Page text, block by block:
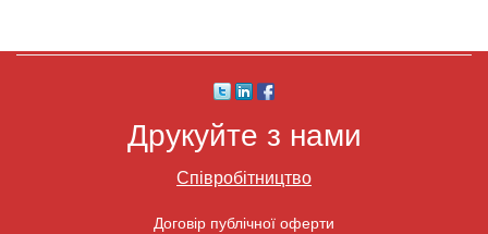
Друкуйте з нами
Співробітництво
Договір публічної оферти